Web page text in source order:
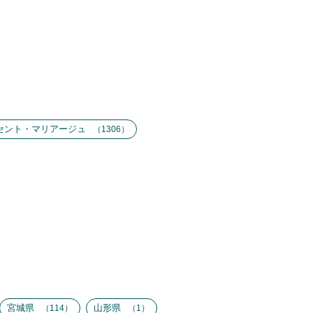
ント・マリアージュ 1306
宮城県 114 山形県 1